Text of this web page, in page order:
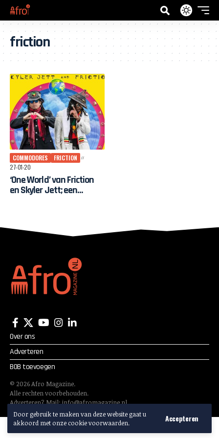
Door gebruik te maken van deze website gaat u
akkoord met onze cookie voorwaarden.
Accepteren
friction
COMMODORES
FRICTION
27-01-20
‘One World’ van Friction
en Skyler Jett; een
Over ons
Adverteren
BOB toevoegen
© 2026Afro Magazine.
Alle rechten voorbehouden.
Adverteren? Mail:info@afromagazine.nl